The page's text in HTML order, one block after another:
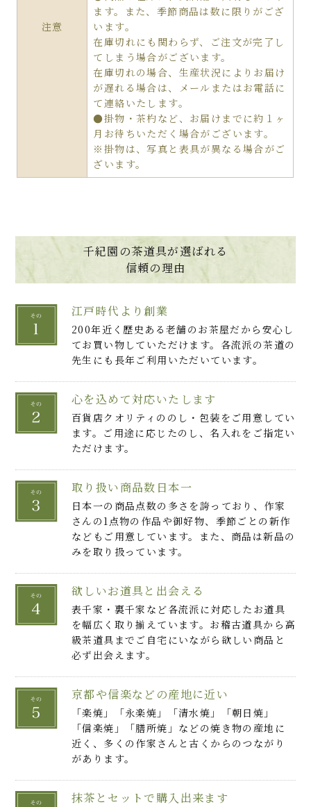
注意
ます。また、季節商品は数に限りがござ
います。
在庫切れにも関わらず、ご注文が完了し
てしまう場合がございます。
在庫切れの場合、生産状況によりお届け
が遅れる場合は、メールまたはお電話に
て連絡いたします。
●掛物・茶杓など、お届けまでに約１ヶ
月お待ちいただく場合がございます。
※掛物は、写真と表具が異なる場合がご
ざいます。
千紀園の茶道具が選ばれる
信頼の理由
江戸時代より創業
200年近く歴史ある老舗のお茶屋だから安心し
てお買い物していただけます。各流派の茶道の
先生にも長年ご利用いただいています。
心を込めて対応いたします
百貨店クオリティののし・包装をご用意してい
ます。ご用途に応じたのし、名入れをご指定い
ただけます。
取り扱い商品数日本一
日本一の商品点数の多さを誇っており、作家
さんの1点物の作品や御好物、季節ごとの新作
などもご用意しています。また、商品は新品の
みを取り扱っています。
欲しいお道具と出会える
表千家・裏千家など各流派に対応したお道具
を幅広く取り揃えています。お稽古道具から高
級茶道具までご自宅にいながら欲しい商品と
必ず出会えます。
京都や信楽などの産地に近い
「楽焼」「永楽焼」「清水焼」「朝日焼」
「信楽焼」「膳所焼」などの焼き物の産地に
近く、多くの作家さんと古くからのつながり
があります。
抹茶とセットで購入出来ます